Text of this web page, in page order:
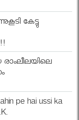
കേട്ടു
pe hai ussi ka